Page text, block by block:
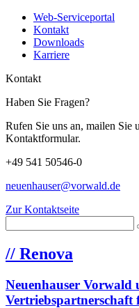
Web-Serviceportal
Kontakt
Downloads
Karriere
Kontakt
Haben Sie Fragen?
Rufen Sie uns an, mailen Sie
Kontaktformular.
+49 541 50546-0
neuenhauser@vorwald.de
Zur Kontaktseite
// Renova
Neuenhauser Vorwald